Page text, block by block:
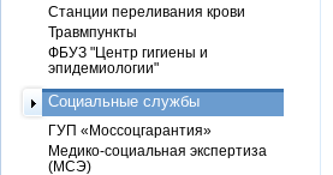
Станции переливания крови
Травмпункты
ФБУЗ "Центр гигиены и
эпидемиологии"
Социальные службы
ГУП «Моссоцгарантия»
Медико-социальная экспертиза
(МСЭ)